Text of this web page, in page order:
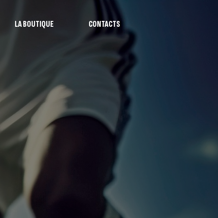
LA BOUTIQUE CONTACTS